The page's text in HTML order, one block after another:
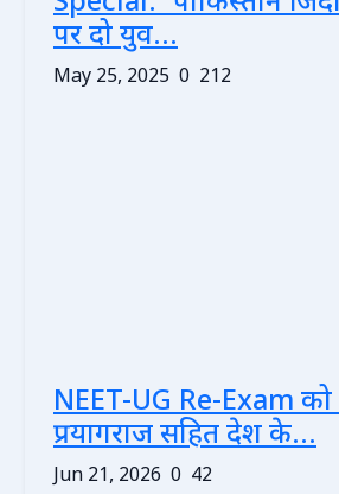
पर दो युव...
May 25, 2025 0 212
NEET-UG Re-Exam
प्रयागराज सहित देश के...
Jun 21, 2026 0 42